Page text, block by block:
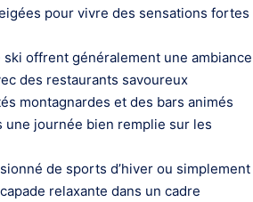
pour vivre des sensations fortes
offrent généralement une ambiance
des restaurants savoureux
montagnardes et des bars animés
une journée bien remplie sur les
de sports d’hiver ou simplement
relaxante dans un cadre